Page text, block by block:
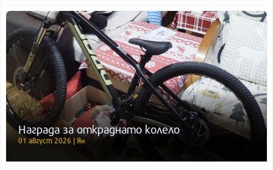
Награда за откраднато колело
01 август 2026 | Ян